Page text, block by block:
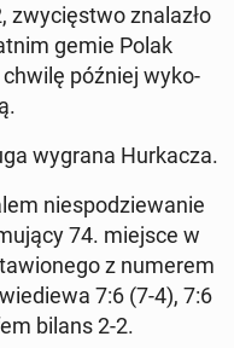
zwy­cię­stwo zna­la­zło
gemie Polak
chwilę później wy­ko­
wygrana Hur­ka­cza.
nie­spo­dzie­wa­nie
74. miejsce w
z numerem
7:6 (7-4), 7:6
bilans 2-2.